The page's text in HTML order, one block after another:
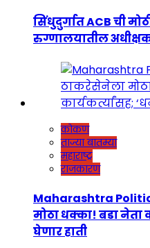
सिंधुदुर्गात ACB ची
रुग्णालयातील
कोकण
ताज्या बातम्या
महाराष्ट्र
राजकारण
Maharashtra
मोठा धक्का! बडा नेता
घेणार हाती